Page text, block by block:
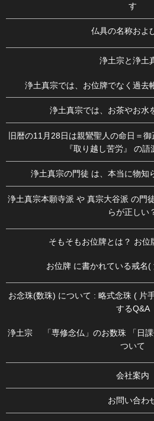
す
仏具の名称およ
浄土宗と浄土
浄土真宗では、お位牌でなく過去
浄土真宗では、お茶やお水
旧暦の11月28日は親鸞聖人の命日＝
『取り越し苦労』 の語
浄土真宗の門徒 は、本当に物知
浄土真宗本願寺派 や 真宗大谷派 の門
らが正しい
そもそもお位牌とは？ お位
お位牌 に書かれている戒名(
お念珠(数珠) について : 略式念珠 (
するQ&A
浄土宗 「専修念仏」のお数珠 「日課
ついて
会社案内
お問い合わ